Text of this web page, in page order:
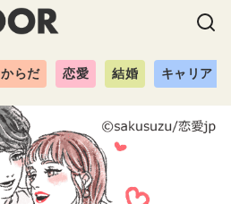
からだ 恋愛 結婚 キャリア